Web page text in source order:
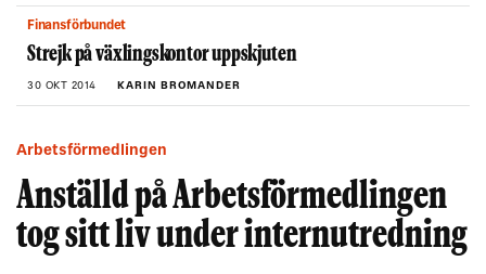
Finansförbundet
Strejk på växlingskontor uppskjuten
30 OKT 2014 KARIN BROMANDER
Arbetsförmedlingen
Anställd på Arbetsförmedlingen
tog sitt liv under internutredning